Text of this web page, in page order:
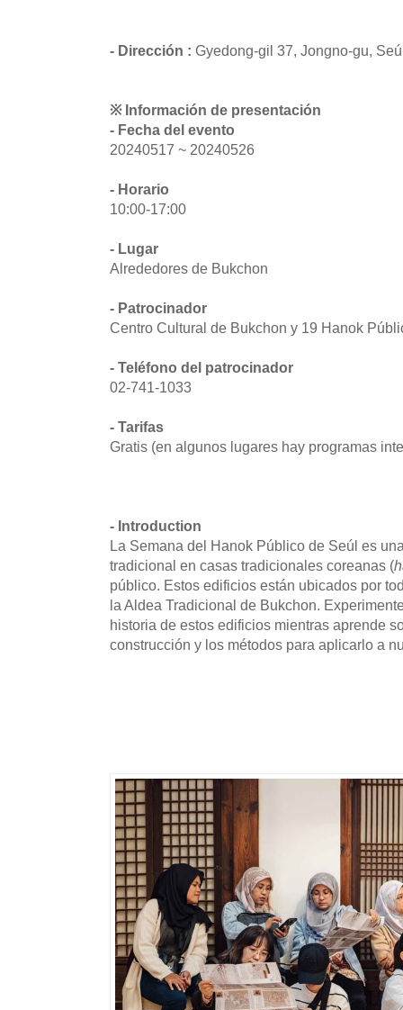
- Dirección : Gyedong-gil 37, Jongno-gu,
※ Información de presentación
- Fecha del evento
20240517 ~ 20240526
- Horario
10:00-17:00
- Lugar
Alrededores de Bukchon
- Patrocinador
Centro Cultural de Bukchon y 19 Hanok
- Teléfono del patrocinador
02-741-1033
- Tarifas
Gratis (en algunos lugares hay programas
- Introduction
La Semana del Hanok Público de Seúl es
tradicional en casas tradicionales coreanas (
público. Estos edificios están ubicados por
la Aldea Tradicional de Bukchon.
historia de estos edificios mientras aprende
construcción y los métodos para aplicarlo a